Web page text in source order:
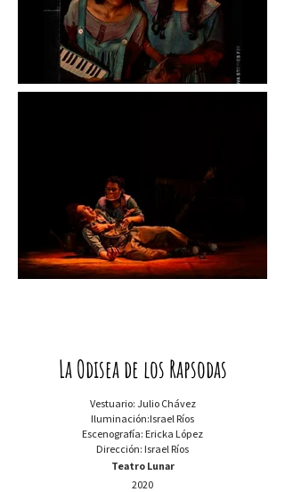
La Odisea de los Rapsodas
Vestuario: Julio Chávez
Iluminación:Israel Ríos
Escenografía: Ericka López
Dirección: Israel Ríos
Teatro Lunar
2020